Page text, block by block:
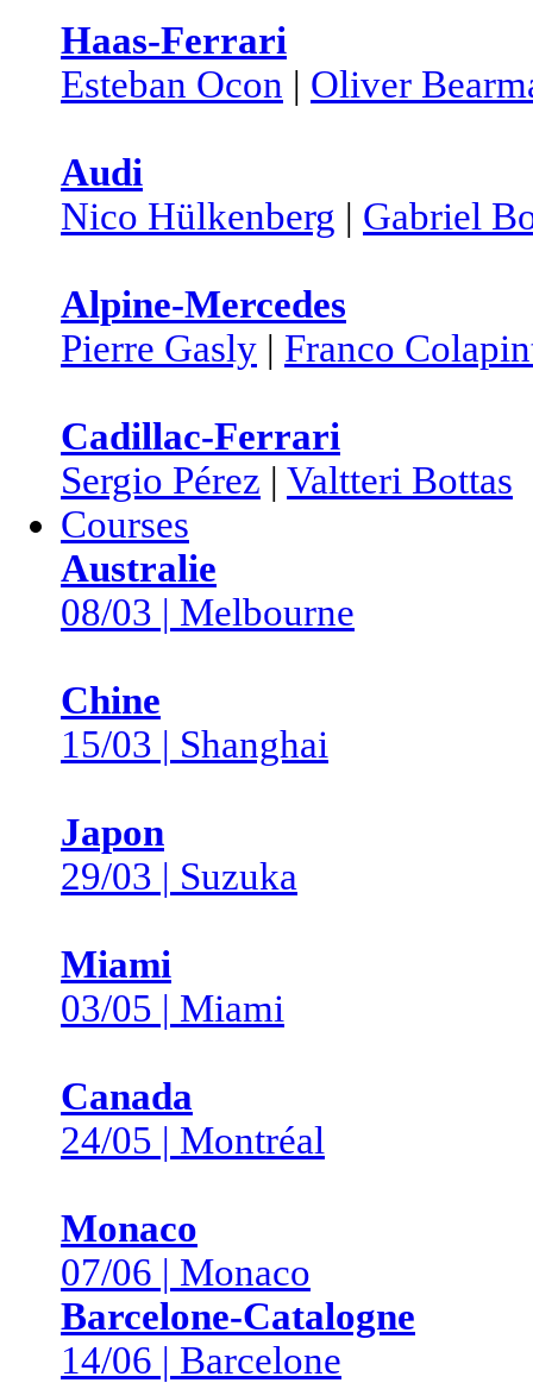
Haas-Ferrari
Esteban Ocon | Oliver
Audi
Nico Hülkenberg | Gabriel
Alpine-Mercedes
Pierre Gasly | Franco
Cadillac-Ferrari
Sergio Pérez | Valtteri Bottas
Courses
Australie
08/03 | Melbourne
Chine
15/03 | Shanghai
Japon
29/03 | Suzuka
Miami
03/05 | Miami
Canada
24/05 | Montréal
Monaco
07/06 | Monaco
Barcelone-Catalogne
14/06 | Barcelone